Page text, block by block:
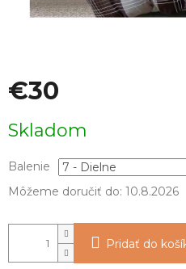
€30
cena:
Skladom
Balenie
Môžeme doručiť do: 10.8.2026
Pridať do